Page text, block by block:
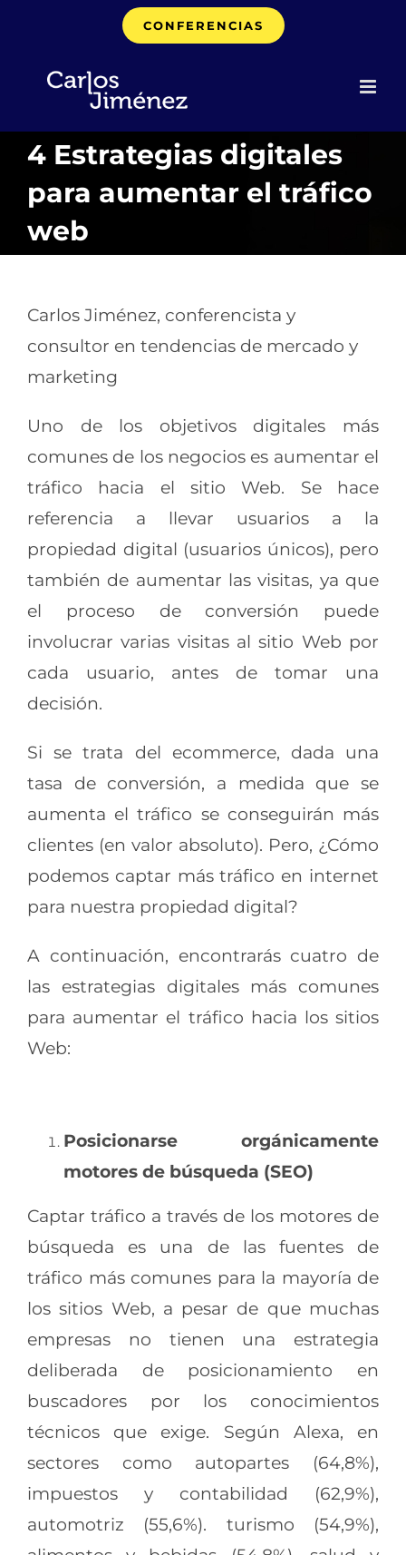
CONFERENCIAS
4 Estrategias digitales
para aumentar el tráfico
web
Carlos Jiménez, conferencista y
consultor en tendencias de mercado y
marketing
Uno de los objetivos digitales más
comunes de los negocios es aumentar el
tráfico hacia el sitio Web. Se hace
referencia a llevar usuarios a la
propiedad digital (usuarios únicos), pero
también de aumentar las visitas, ya que
el proceso de conversión puede
involucrar varias visitas al sitio Web por
cada usuario, antes de tomar una
decisión.
Si se trata del ecommerce, dada una
tasa de conversión, a medida que se
aumenta el tráfico se conseguirán más
clientes (en valor absoluto). Pero, ¿Cómo
podemos captar más tráfico en internet
para nuestra propiedad digital?
A continuación, encontrarás cuatro de
las estrategias digitales más comunes
para aumentar el tráfico hacia los sitios
Web:
Posicionarse orgánicamente
motores de búsqueda (SEO)
Captar tráfico a través de los motores de
búsqueda es una de las fuentes de
tráfico más comunes para la mayoría de
los sitios Web, a pesar de que muchas
empresas no tienen una estrategia
deliberada de posicionamiento en
buscadores por los conocimientos
técnicos que exige. Según Alexa, en
sectores como autopartes (64,8%),
impuestos y contabilidad (62,9%),
automotriz (55,6%). turismo (54,9%),